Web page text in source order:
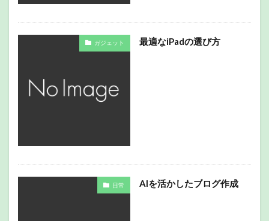
ガジェット 最適なiPadの選び方
日常 AIを活かしたブログ作成